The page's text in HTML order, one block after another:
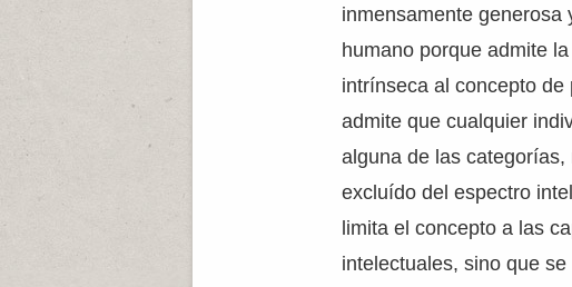
inmensamente generosa
humano porque admite
intrínseca al concepto de
admite que cualquier
alguna de las categorías,
excluído del espectro
limita el concepto a las
intelectuales, sino que